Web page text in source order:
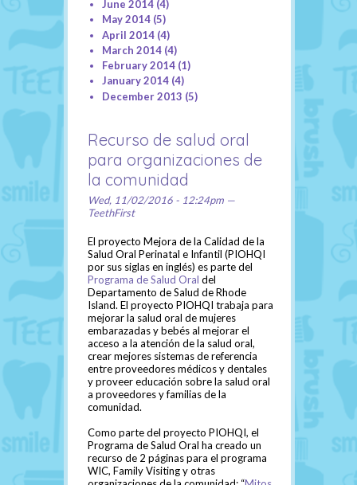
June 2014(4)
May 2014(5)
April 2014(4)
March 2014(4)
February 2014(1)
January 2014(4)
December 2013 (5)
Recurso de salud oral
para organizaciones de
la comunidad
Wed, 11/02/2016 - 12:24pm —
TeethFirst
El proyecto Mejora de la Calidad de la
Salud Oral Perinatal e Infantil (PIOHQI
por sus siglas en inglés) es parte del
Programa de Salud Oral del
Departamento de Salud de Rhode
Island. El proyecto PIOHQI trabaja para
mejorar la salud oral de mujeres
embarazadas y bebés al mejorar el
acceso a la atención de la salud oral,
crear mejores sistemas de referencia
entre proveedores médicos y dentales
y proveer educación sobre la salud oral
a proveedores y familias de la
comunidad.
Como parte del proyecto PIOHQI, el
Programa de Salud Oral ha creado un
recurso de 2 páginas para el programa
WIC, Family Visiting y otras